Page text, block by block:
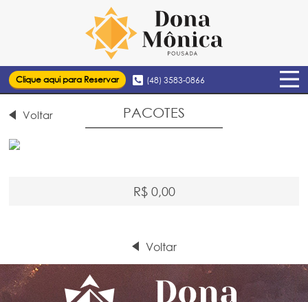
Clique aqui para Reservar (48) 3583-0866
Voltar PACOTES
R$ 0,00
Voltar